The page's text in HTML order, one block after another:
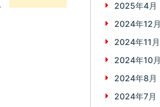
2025年4月
2024年12月
2024年11月
2024年10月
2024年8月
2024年7月